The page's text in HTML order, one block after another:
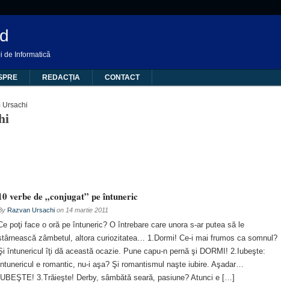
de Informatică
REDACȚIA CONTACT
Ursachi
verbe de „conjugat” pe întuneric
Razvan Ursachi on 14 martie 2011
poţi face o oră pe întuneric? O întrebare care unora s-ar putea să le
zâmbetul, altora curiozitatea… 1.Dormi! Ce-i mai frumos ca somnul?
întunericul îţi dă această ocazie. Pune capu-n pernă şi DORMI! 2.Iubeşte:
e romantic, nu-i aşa? Şi romantismul naşte iubire. Aşadar…
IUBEŞTE! 3.Trăieşte! Derby, sâmbătă seară, pasiune? Atunci e […]